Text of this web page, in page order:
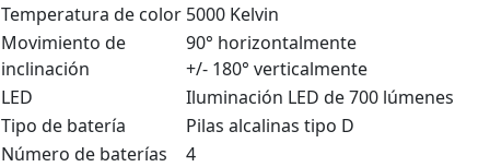
Temperatura de color 5000 Kelvin
Movimiento de
inclinación
90° horizontalmente
+/- 180° verticalmente
LED
Iluminación LED de 700 lúmenes
Tipo de batería
Pilas alcalinas tipo D
Número de baterías
4